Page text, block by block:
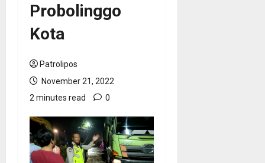
Probolinggo
Kota
Patrolipos
November 21, 2022
2 minutes read
0